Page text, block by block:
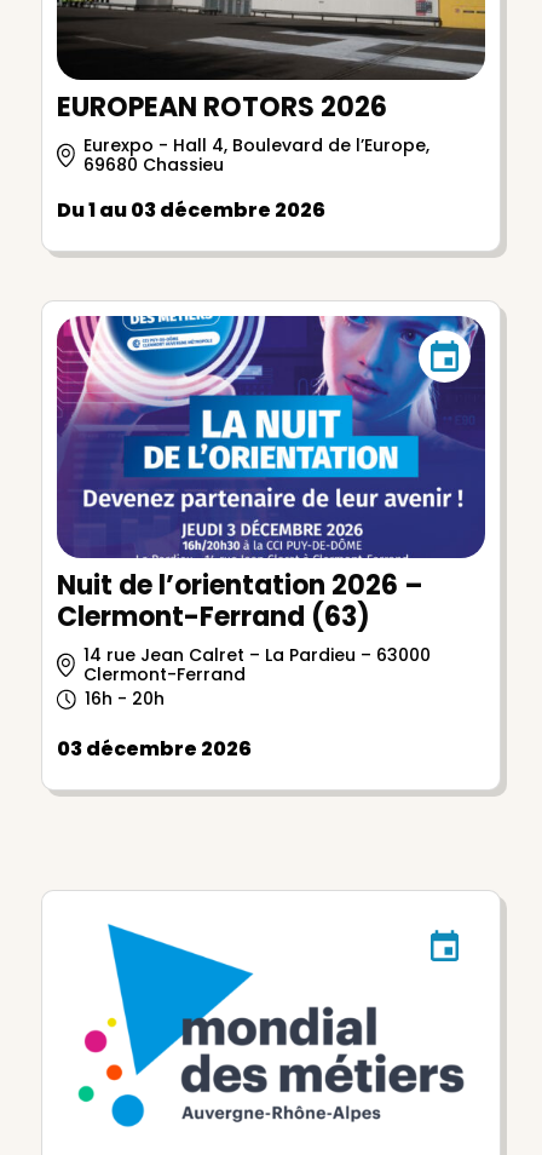
EUROPEAN ROTORS 2026
Eurexpo - Hall 4, Boulevard de l’Europe,
69680 Chassieu
Du 1 au 03 décembre 2026
Nuit de l’orientation 2026 –
Clermont-Ferrand (63)
14 rue Jean Calret – La Pardieu – 63000
Clermont-Ferrand
16h - 20h
03 décembre 2026